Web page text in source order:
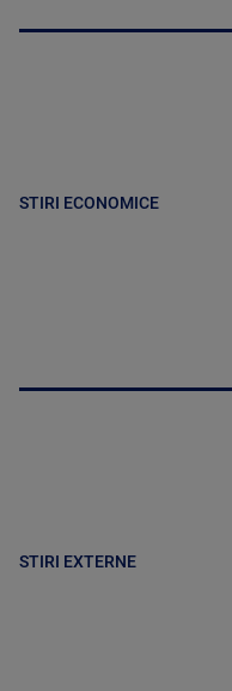
STIRI ECONOMICE
STIRI EXTERNE